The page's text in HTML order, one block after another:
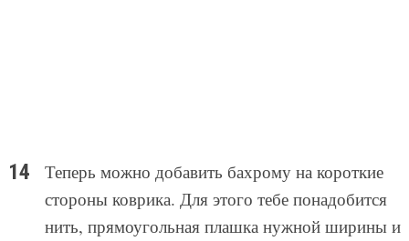
Теперь можно добавить бахрому на короткие
стороны коврика. Для этого тебе понадобится
нить, прямоугольная плашка нужной ширины и